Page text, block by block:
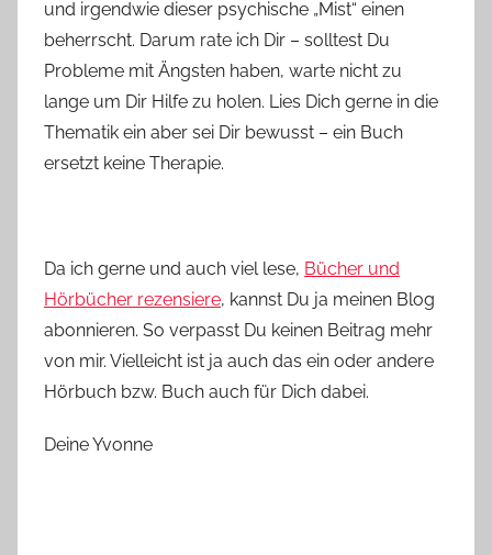
und irgendwie dieser psychische „Mist“ einen
beherrscht. Darum rate ich Dir – solltest Du
Probleme mit Ängsten haben, warte nicht zu
lange um Dir Hilfe zu holen. Lies Dich gerne in die
Thematik ein aber sei Dir bewusst – ein Buch
ersetzt keine Therapie.
Da ich gerne und auch viel lese, Bücher und
Hörbücher rezensiere, kannst Du ja meinen Blog
abonnieren. So verpasst Du keinen Beitrag mehr
von mir. Vielleicht ist ja auch das ein oder andere
Hörbuch bzw. Buch auch für Dich dabei.
Deine Yvonne